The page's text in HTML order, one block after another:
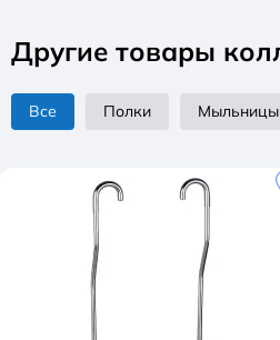
Другие товары
Все Полки Мыльницы